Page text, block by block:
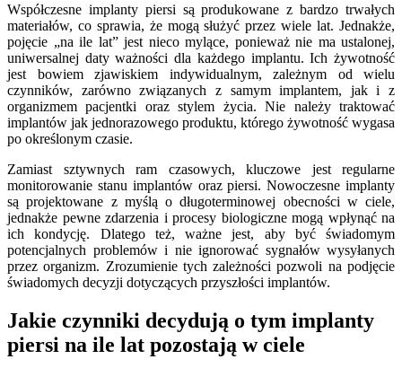
Współczesne implanty piersi są produkowane z bardzo trwałych
materiałów, co sprawia, że mogą służyć przez wiele lat. Jednakże,
pojęcie „na ile lat” jest nieco mylące, ponieważ nie ma ustalonej,
uniwersalnej daty ważności dla każdego implantu. Ich żywotność
jest bowiem zjawiskiem indywidualnym, zależnym od wielu
czynników, zarówno związanych z samym implantem, jak i z
organizmem pacjentki oraz stylem życia. Nie należy traktować
implantów jak jednorazowego produktu, którego żywotność wygasa
po określonym czasie.
Zamiast sztywnych ram czasowych, kluczowe jest regularne
monitorowanie stanu implantów oraz piersi. Nowoczesne implanty
są projektowane z myślą o długoterminowej obecności w ciele,
jednakże pewne zdarzenia i procesy biologiczne mogą wpłynąć na
ich kondycję. Dlatego też, ważne jest, aby być świadomym
potencjalnych problemów i nie ignorować sygnałów wysyłanych
przez organizm. Zrozumienie tych zależności pozwoli na podjęcie
świadomych decyzji dotyczących przyszłości implantów.
Jakie czynniki decydują o tym implanty
piersi na ile lat pozostają w ciele